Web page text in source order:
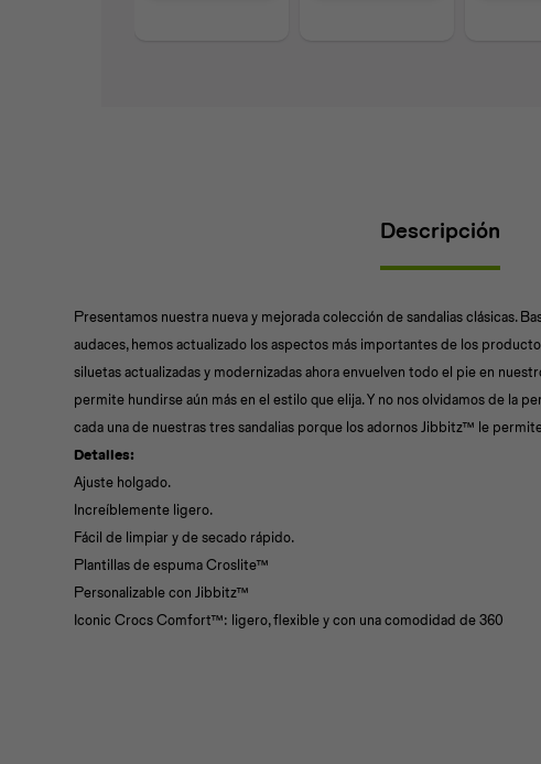
Descripción
Presentamos nuestra nueva y mejorada colección de sandalias clásicas.
audaces, hemos actualizado los aspectos más importantes de los
siluetas actualizadas y modernizadas ahora envuelven todo el pie en
permite hundirse aún más en el estilo que elija. Y no nos olvidamos de la
cada una de nuestras tres sandalias porque los adornos Jibbitz™ le
Detalles:
Ajuste holgado.
Increíblemente ligero.
Fácil de limpiar y de secado rápido.
Plantillas de espuma Croslite™
Personalizable con Jibbitz™
Iconic Crocs Comfort™: ligero, flexible y con una comodidad de 360